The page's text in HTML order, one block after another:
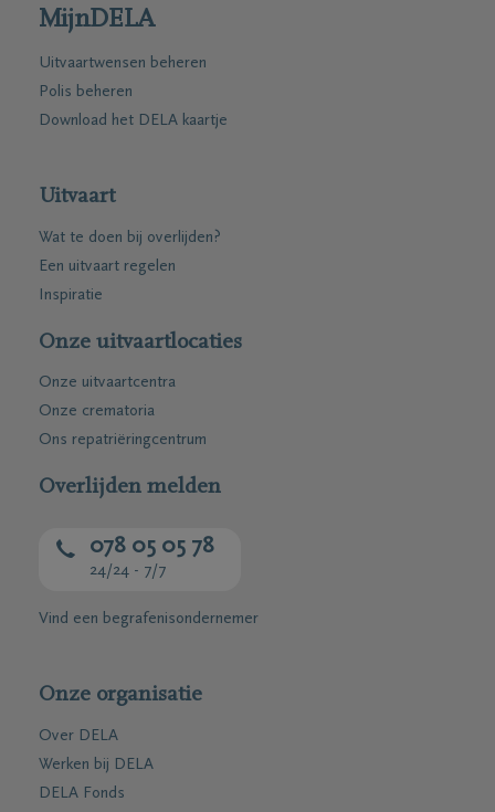
MijnDELA
Uitvaartwensen beheren
Polis beheren
Download het DELA kaartje
Uitvaart
Wat te doen bij overlijden?
Een uitvaart regelen
Inspiratie
Onze uitvaartlocaties
Onze uitvaartcentra
Onze crematoria
Ons repatriëringcentrum
Overlijden melden
078 05 05 78
24/24 - 7/7
Vind een begrafenisondernemer
Onze organisatie
Over DELA
Werken bij DELA
DELA Fonds